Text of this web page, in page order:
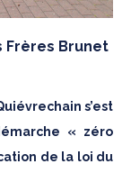
Brunet
s’est
« zéro
de la loi du